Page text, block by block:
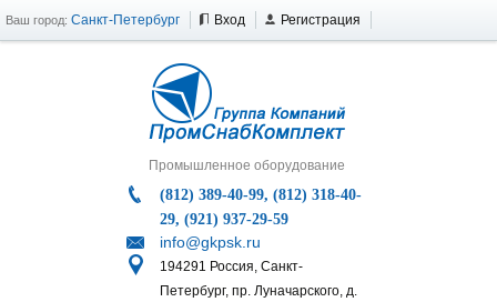
Ваш город: Санкт-Петербург Вход Регистрация
Промышленное оборудование
(812) 389-40-99, (812) 318-40-
29, (921) 937-29-59
info@gkpsk.ru
194291 Россия, Санкт-
Петербург, пр. Луначарского, д.